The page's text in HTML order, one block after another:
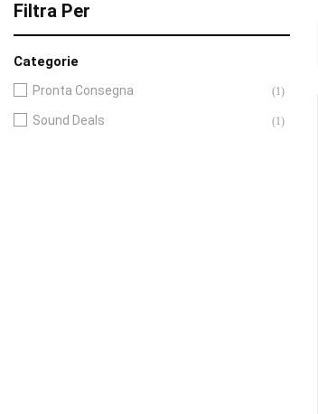
Filtra Per
Categorie
Pronta Consegna (1)
Sound Deals (1)